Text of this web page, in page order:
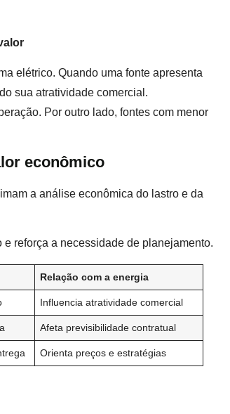
elétrico. Quando uma fonte apresenta
sua atratividade comercial.
Por outro lado, fontes com menor
econômico
a análise econômica do lastro e da
reforça a necessidade de planejamento.
Relação com a energia
Influencia atratividade comercial
Afeta previsibilidade contratual
Orienta preços e estratégias